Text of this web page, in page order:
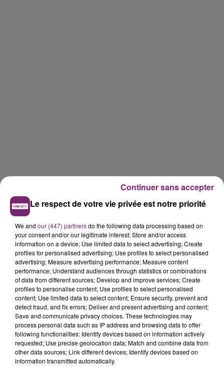
La Bulle - Guinguette éphémère
de Frelinghien !
Le respect de votre vie privée est notre priorité
We and our (447) partnersdo the following data processing based on
your consent and/or our legitimate interest: Store and/or access
information on a device; Use limited data to select advertising; Create
profiles for personalised advertising; Use profiles to select personalised
advertising; Measure advertising performance; Measure content
performance; Understand audiences through statistics or combinations
of data from different sources; Develop and improve services; Create
profiles to personalise content; Use profiles to select personalised
content; Use limited data to select content; Ensure security, prevent and
detect fraud, and fix errors; Deliver and present advertising and content;
Save and communicate privacy choices. These technologies may
process personal data such as IP address and browsing data to offer
following functionalities: Identify devices based on information actively
requested; Use precise geolocation data; Match and combine data from
other data sources; Link different devices; Identify devices based on
information transmitted automatically.
Continuer sans accepter